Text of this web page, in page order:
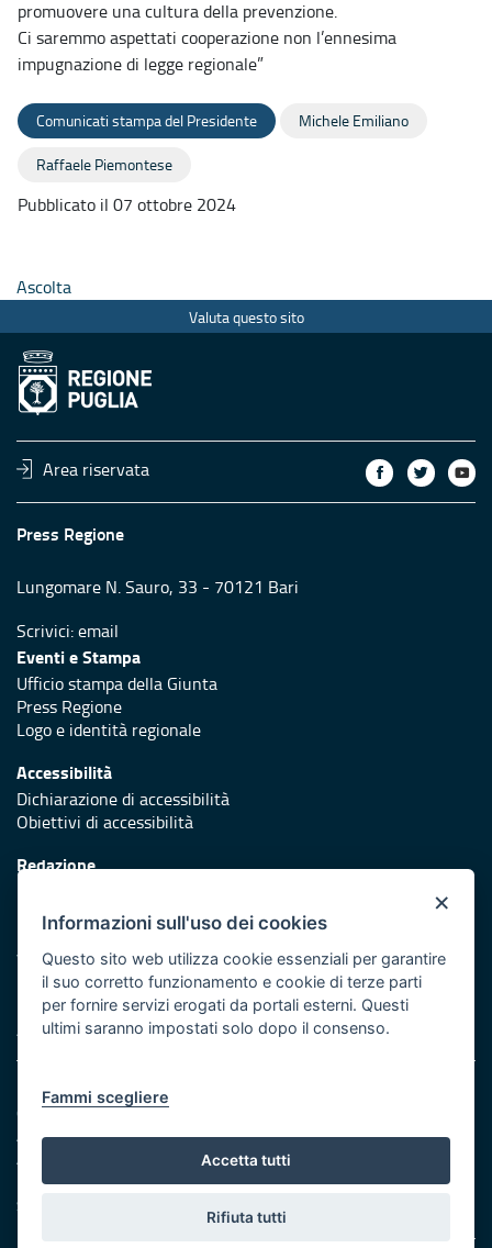
promuovere una cultura della prevenzione.
Ci saremmo aspettati cooperazione non l’ennesima
impugnazione di legge regionale”
Comunicati stampa del Presidente Michele Emiliano
Raffaele Piemontese
Pubblicato il 07 ottobre 2024
Ascolta
Valuta questo sito
Area riservata
Press Regione
Lungomare N. Sauro, 33 - 70121 Bari
Scrivici:email
Eventi e Stampa
Ufficio stampa della Giunta
Press Regione
Logo e identità regionale
Accessibilità
Dichiarazione di accessibilità
Obiettivi di accessibilità
Redazione
Protezione civile
Vai al sito di Protezione Civile Puglia
Iniziativa finanziata con risorse del POR Puglia 2014/2020 -
Asse XI
Note legali
Cookie e privacy
Amministrazione trasparente
Atti di notifica
Feed RSS
Servizi Intranet
×
Informazioni sull'uso dei cookies
Questo sito web utilizza cookie essenziali per garantire
il suo corretto funzionamento e cookie di terze parti
per fornire servizi erogati da portali esterni. Questi
ultimi saranno impostati solo dopo il consenso.
Fammi scegliere
Accetta tutti
Rifiuta tutti